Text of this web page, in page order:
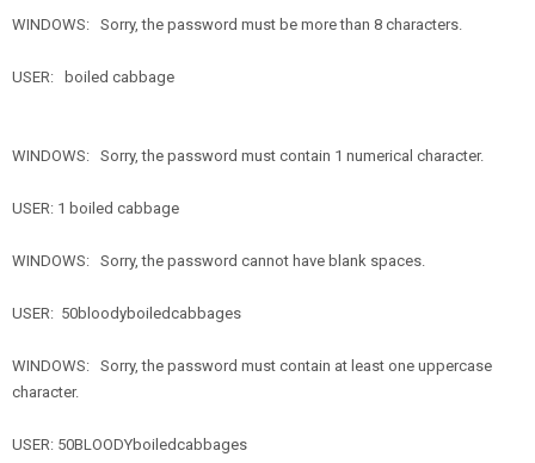
WINDOWS: Sorry, the password must be more than 8 characters.
USER: boiled cabbage
WINDOWS: Sorry, the password must contain 1 numerical character.
USER: 1 boiled cabbage
WINDOWS: Sorry, the password cannot have blank spaces.
USER: 50bloodyboiledcabbages
WINDOWS: Sorry, the password must contain at least one uppercase
character.
USER: 50BLOODYboiledcabbages